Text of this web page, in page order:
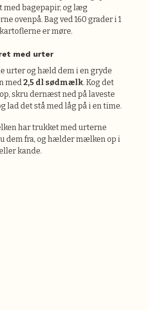
bagepapir, og læg
ovenpå. Bag ved 160 grader i 1
er møre.
med urter
urter og hæld dem i en gryde
med 2,5 dl sødmælk. Kog det
skru dernæst ned på laveste
lad det stå med låg på i en time.
har trukket med urterne
dem fra, og hælder mælken op i
kande.